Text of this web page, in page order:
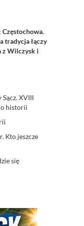
tradycja łączy
z Wilczysk i
XVIII
historii
Kto jeszcze
się